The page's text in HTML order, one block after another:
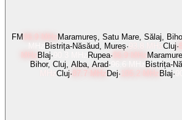
FM Maramureș, Satu Mare, Sălaj,
Bistrița-Năsăud, Mureș· Cluj·
Blaj· Rupea·
Bihor, Cluj, Alba, Arad· Bistrița-
Cluj· 87.7 Dej· Blaj·